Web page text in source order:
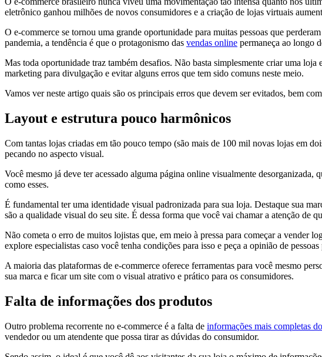
eletrônico ganhou milhões de novos consumidores e a criação de lojas virtuais
O e-commerce se tornou uma grande oportunidade para muitas pessoas que
pandemia, a tendência é que o protagonismo das vendas online permaneça ao longo
Mas toda oportunidade traz também desafios. Não basta simplesmente criar uma
marketing para divulgação e evitar alguns erros que tem sido comuns neste meio.
Vamos ver neste artigo quais são os principais erros que devem ser evitados, bem
Layout e estrutura pouco harmônicos
Com tantas lojas criadas em tão pouco tempo (são mais de 100 mil novas lojas em
pecando no aspecto visual.
Você mesmo já deve ter acessado alguma página online visualmente
como esses.
É fundamental ter uma identidade visual padronizada para sua loja. Destaque sua
são a qualidade visual do seu site. É dessa forma que você vai chamar a atenção de
Não cometa o erro de muitos lojistas que, em meio à pressa para começar a vender
explore especialistas caso você tenha condições para isso e peça a opinião de
A maioria das plataformas de e-commerce oferece ferramentas para você mesmo
sua marca e ficar um site com o visual atrativo e prático para os consumidores.
Falta de informações dos produtos
Outro problema recorrente no e-commerce é a falta de informações mais completas
vendedor ou um atendente que possa tirar as dúvidas do consumidor.